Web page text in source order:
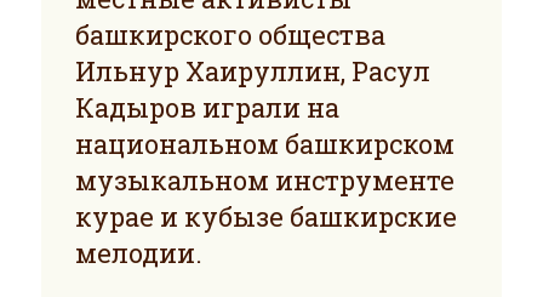
башкирского общества
Ильнур Хаируллин, Расул
Кадыров играли на
национальном башкирском
музыкальном инструменте
курае и кубызе башкирские
мелодии.